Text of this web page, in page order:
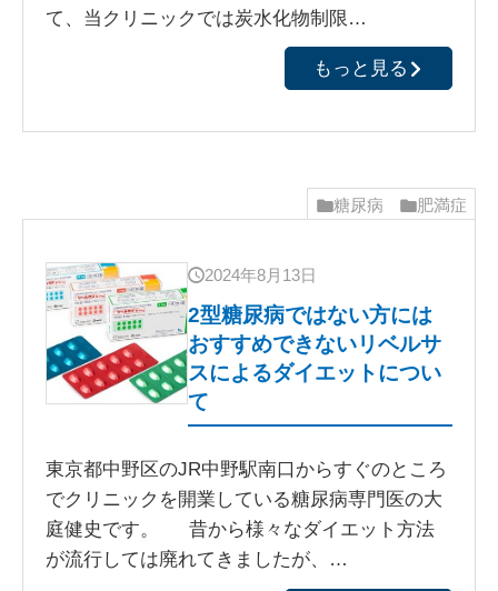
て、当クリニックでは炭水化物制限…
もっと見る
糖尿病 肥満症
2024年8月13日
2型糖尿病ではない方には
おすすめできないリベルサ
スによるダイエットについ
て
東京都中野区のJR中野駅南口からすぐのところ
でクリニックを開業している糖尿病専門医の大
庭健史です。 昔から様々なダイエット方法
が流行しては廃れてきましたが、…